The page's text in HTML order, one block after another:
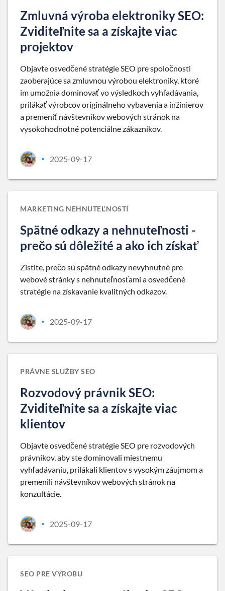
Zmluvná výroba elektroniky SEO:
Zviditeľnite sa a získajte viac
projektov
Objavte osvedčené stratégie SEO pre spoločnosti
zaoberajúce sa zmluvnou výrobou elektroniky, ktoré
im umožnia dominovať vo výsledkoch vyhľadávania,
prilákať výrobcov originálneho vybavenia a inžinierov
a premeniť návštevníkov webových stránok na
vysokohodnotné potenciálne zákazníkov.
• 2025-09-17
MARKETING NEHNUTEĽNOSTÍ
Spätné odkazy a nehnuteľnosti -
prečo sú dôležité a ako ich získať
Zistite, prečo sú spätné odkazy nevyhnutné pre
webové stránky s nehnuteľnosťami a osvedčené
stratégie na získavanie kvalitných odkazov.
• 2025-09-17
PRÁVNE SLUŽBY SEO
Rozvodový právnik SEO:
Zviditeľnite sa a získajte viac
klientov
Objavte osvedčené stratégie SEO pre rozvodových
právnikov, aby ste dominovali miestnemu
vyhľadávaniu, prilákali klientov s vysokým záujmom a
premenili návštevníkov webových stránok na
konzultácie.
• 2025-09-17
SEO PRE VÝROBU